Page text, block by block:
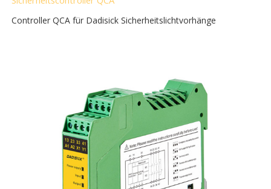
Controller QCA für Dadisick Sicherheitslichtvorhänge